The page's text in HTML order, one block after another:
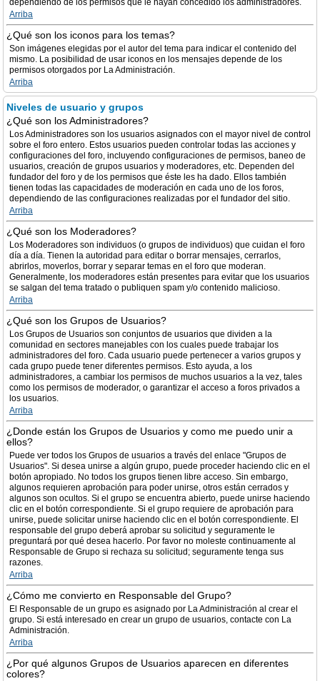
dependiendo de los permisos que le hayan concedido los administradores.
Arriba
¿Qué son los iconos para los temas?
Son imágenes elegidas por el autor del tema para indicar el contenido del
mismo. La posibilidad de usar iconos en los mensajes depende de los
permisos otorgados por La Administración.
Arriba
Niveles de usuario y grupos
¿Qué son los Administradores?
Los Administradores son los usuarios asignados con el mayor nivel de control
sobre el foro entero. Estos usuarios pueden controlar todas las acciones y
configuraciones del foro, incluyendo configuraciones de permisos, baneo de
usuarios, creación de grupos usuarios y moderadores, etc. Dependen del
fundador del foro y de los permisos que éste les ha dado. Ellos también
tienen todas las capacidades de moderación en cada uno de los foros,
dependiendo de las configuraciones realizadas por el fundador del sitio.
Arriba
¿Qué son los Moderadores?
Los Moderadores son individuos (o grupos de individuos) que cuidan el foro
día a día. Tienen la autoridad para editar o borrar mensajes, cerrarlos,
abrirlos, moverlos, borrar y separar temas en el foro que moderan.
Generalmente, los moderadores están presentes para evitar que los usuarios
se salgan del tema tratado o publiquen spam y/o contenido malicioso.
Arriba
¿Qué son los Grupos de Usuarios?
Los Grupos de Usuarios son conjuntos de usuarios que dividen a la
comunidad en sectores manejables con los cuales puede trabajar los
administradores del foro. Cada usuario puede pertenecer a varios grupos y
cada grupo puede tener diferentes permisos. Esto ayuda, a los
administradores, a cambiar los permisos de muchos usuarios a la vez, tales
como los permisos de moderador, o garantizar el acceso a foros privados a
los usuarios.
Arriba
¿Donde están los Grupos de Usuarios y como me puedo unir a
ellos?
Puede ver todos los Grupos de usuarios a través del enlace "Grupos de
Usuarios". Si desea unirse a algún grupo, puede proceder haciendo clic en el
botón apropiado. No todos los grupos tienen libre acceso. Sin embargo,
algunos requieren aprobación para poder unirse, otros están cerrados y
algunos son ocultos. Si el grupo se encuentra abierto, puede unirse haciendo
clic en el botón correspondiente. Si el grupo requiere de aprobación para
unirse, puede solicitar unirse haciendo clic en el botón correspondiente. El
responsable del grupo deberá aprobar su solicitud y seguramente le
preguntará por qué desea hacerlo. Por favor no moleste continuamente al
Responsable de Grupo si rechaza su solicitud; seguramente tenga sus
razones.
Arriba
¿Cómo me convierto en Responsable del Grupo?
El Responsable de un grupo es asignado por La Administración al crear el
grupo. Si está interesado en crear un grupo de usuarios, contacte con La
Administración.
Arriba
¿Por qué algunos Grupos de Usuarios aparecen en diferentes
colores?